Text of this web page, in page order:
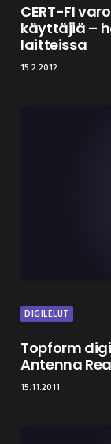
CERT-FI
käyttäjiä –
laitteissa
15.2.2012
DIGILELUT
Topform
Antenna
15.11.2011